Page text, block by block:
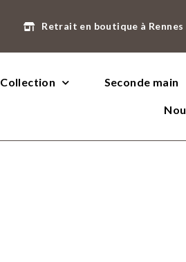
Retrait en boutique à Rennes
Collection Seconde main